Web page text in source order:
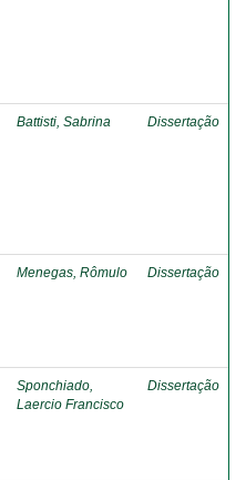
Battisti, Sabrina Dissertação
Menegas, Rômulo Dissertação
Sponchiado,
Laercio Francisco
Dissertação